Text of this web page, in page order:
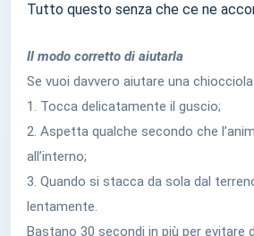
Tutto questo senza che ce ne
Il modo corretto di aiutarla
Se vuoi davvero aiutare una
1. Tocca delicatamente il guscio;
2. Aspetta qualche secondo che
all’interno;
3. Quando si stacca da sola dal
lentamente.
Bastano 30 secondi in più per evitare